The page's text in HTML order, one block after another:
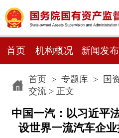
首页 机构概况 新闻发布
首页> 专题库> 国
交流> 正文
中国一汽：以习近平
设世界一流汽车企